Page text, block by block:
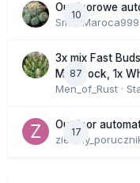
10
Outdoorowe
SmakMaroca999
87
3x mix Fast
Moonrock, 1x
Men_of_Rust ·
17
Outdoor